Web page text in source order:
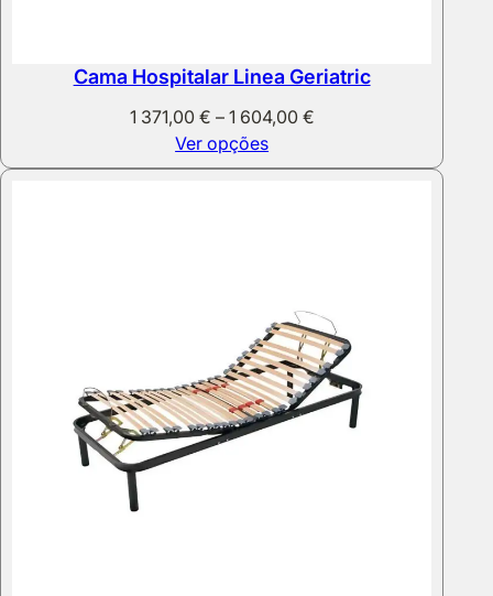
Cama Hospitalar Linea Geriatric
1 371,00 € – 1 604,00 €Price
1
Ver opções